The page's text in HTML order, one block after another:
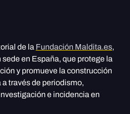
de la Fundación Maldita.es,
en España, que protege la
y promueve la construcción
través de periodismo,
e incidencia en